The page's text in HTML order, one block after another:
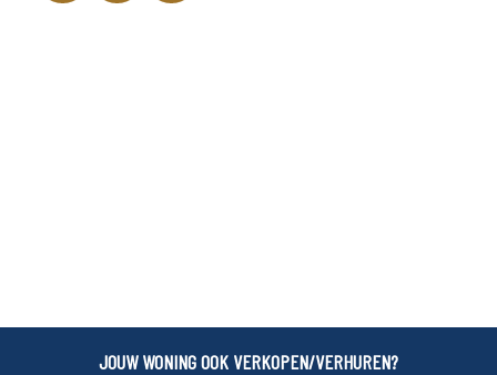
JOUW WONING OOK VERKOPEN/VERHUREN?